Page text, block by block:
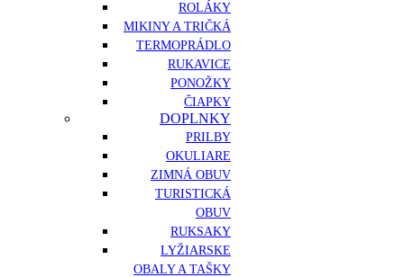
ROLÁKY
MIKINY A TRIČKÁ
TERMOPRÁDLO
RUKAVICE
PONOŽKY
ČIAPKY
DOPLNKY
PRILBY
OKULIARE
ZIMNÁ OBUV
TURISTICKÁ
OBUV
RUKSAKY
LYŽIARSKE
OBALY A TAŠKY